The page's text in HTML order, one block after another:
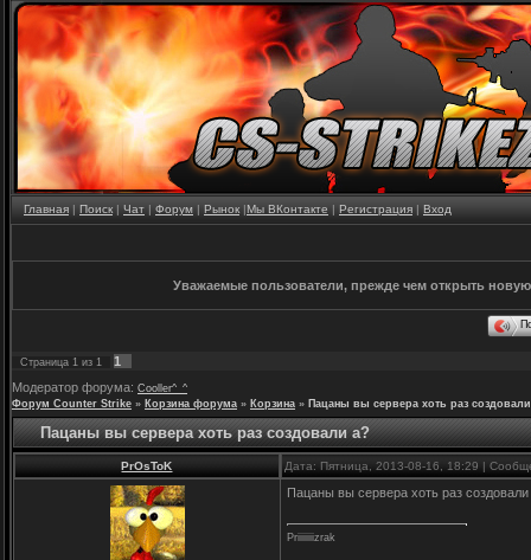
Главная | Поиск | Чат | Форум | Рынок |Мы ВКонтакте | Регистрация | Вход
Уважаемые пользователи, прежде чем открыть
Страница 1 из 1
1
Модератор форума: Cooller^_^
Форум Counter Strike » Корзина форума » Корзина » Пацаны вы сервера хоть раз
Пацаны вы сервера хоть раз создовали а?
PrOsToK Дата: Пятница, 2013-08-16, 18:29 |
Пацаны вы сервера хоть раз создовали
Priiiiiiizrak